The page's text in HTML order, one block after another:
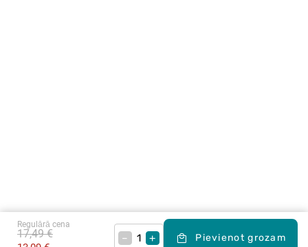
Regulārā cena
17,49 € – + Pievienot grozam